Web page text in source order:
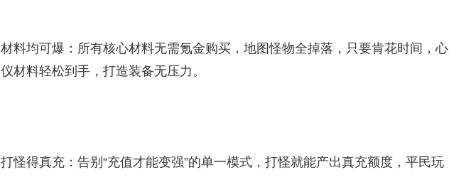
材料均可爆：所有核心材料无需氪金购买，地图怪物全掉落，只要肯花时间，心
仪材料轻松到手，打造装备无压力。​
打怪得真充：告别“充值才能变强”的单一模式，打怪就能产出真充额度，平民玩